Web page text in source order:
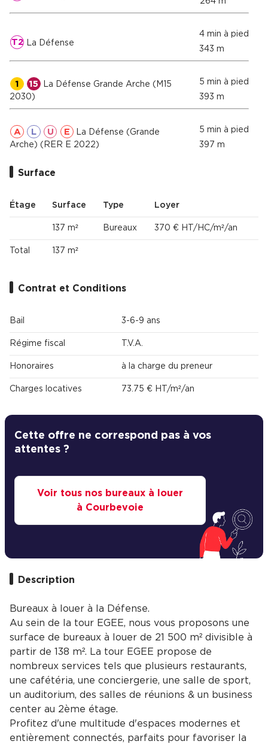
T2La Défense
4 min à pied
343 m
1 15 La Défense Grande Arche (M15
2030)
5 min à pied
393 m
A L U E
La Défense (Grande
Arche) (RER E 2022)
5 min à pied
397 m
Surface
Étage Surface Type Loyer
137 m² Bureaux 370 € HT/HC/m²/an
Total 137 m²
Contrat et Conditions
Bail 3-6-9 ans
Régime fiscal T.V.A.
Honoraires à la charge du preneur
Charges locatives 73.75 € HT/m²/an
Cette offre ne correspond pas à vos
attentes ?
Voir tous nos bureaux à louer
à Courbevoie
Description
Bureaux à louer à la Défense.
Au sein de la tour EGEE, nous vous proposons une
surface de bureaux à louer de 21 500 m² divisible à
partir de 138 m². La tour EGEE propose de
nombreux services tels que plusieurs restaurants,
une cafétéria, une conciergerie, une salle de sport,
un auditorium, des salles de réunions & un business
center au 2ème étage.
Profitez d'une multitude d'espaces modernes et
entièrement connectés, parfaits pour favoriser la